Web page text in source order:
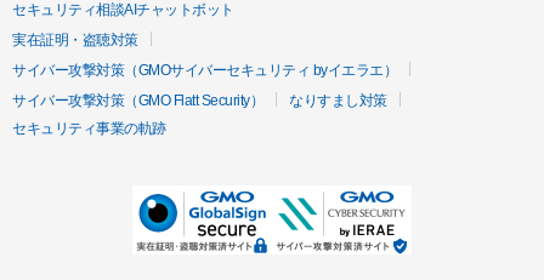
セキュリティ相談AIチャットボット
実在証明・盗聴対策
サイバー攻撃対策（GMOサイバーセキュリティ byイエラエ）
サイバー攻撃対策（GMO Flatt Security）
なりすまし対策
セキュリティ事業の軌跡